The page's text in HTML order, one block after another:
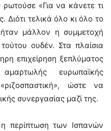
«Για να κάνετε τι
τελικά όλο κι όλο το
μάλλον η συμμετοχή
ουδέν. Στα πλαίσια
επιχείρηση ξεπλύματος
ευρωπαϊκής
ώστε να
συνεργασίας μαζί της.
η περίπτωση των Ισπανών